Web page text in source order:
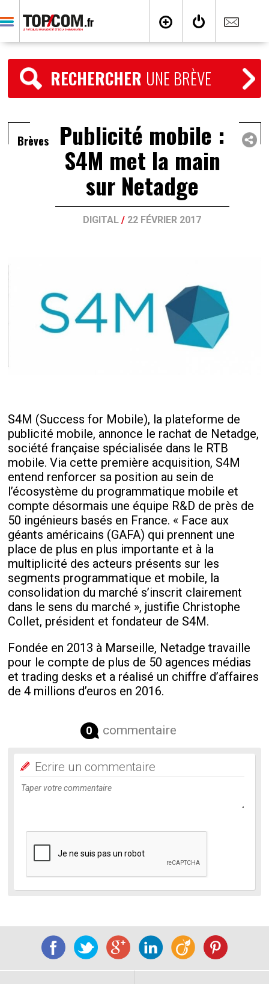
RECHERCHER UNE BRÈVE
Brèves Publicité mobile :
S4M met la main
sur Netadge
DIGITAL / 22 FÉVRIER 2017
S4M (Success for Mobile), la plateforme de
publicité mobile, annonce le rachat de Netadge,
société française spécialisée dans le RTB
mobile. Via cette première acquisition, S4M
entend renforcer sa position au sein de
l’écosystème du programmatique mobile et
compte désormais une équipe R&D de près de
50 ingénieurs basés en France. « Face aux
géants américains (GAFA) qui prennent une
place de plus en plus importante et à la
multiplicité des acteurs présents sur les
segments programmatique et mobile, la
consolidation du marché s’inscrit clairement
dans le sens du marché », justifie Christophe
Collet, président et fondateur de S4M.
Fondée en 2013 à Marseille, Netadge travaille
pour le compte de plus de 50 agences médias
et trading desks et a réalisé un chiffre d’affaires
de 4 millions d’euros en 2016.
0 commentaire
Ecrire un commentaire